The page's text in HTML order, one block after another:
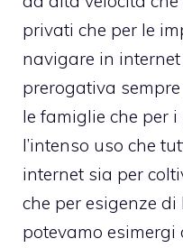
privati che per le
navigare in
prerogativa
le famiglie che per
l’intenso uso che
internet sia per
che per esigenze
potevamo esimergi